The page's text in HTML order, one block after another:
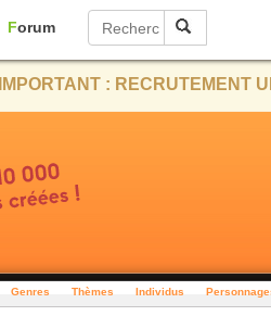
Forum
: RECRUTEMENT
Genres Thèmes Individus